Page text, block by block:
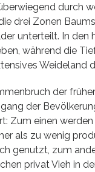
durch
drei Zonen
unterteilt. In den
während die
Weideland
der
der
Zum einen
als zu wenig
genutzt, zum
privat Vieh in